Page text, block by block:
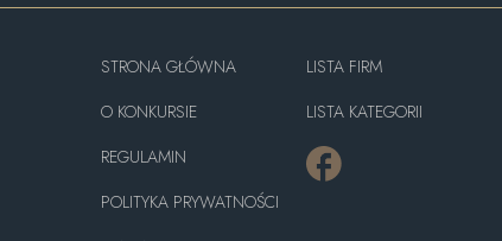
STRONA GŁÓWNA
O KONKURSIE
REGULAMIN
POLITYKA PRYWATNOŚCI
LISTA FIRM
LISTA KATEGORII